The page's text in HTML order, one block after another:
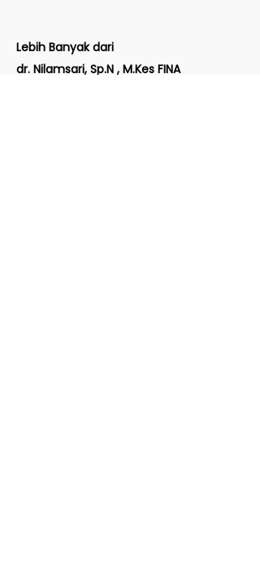
Lebih Banyak dari
dr. Nilamsari, Sp.N , M.Kes FINA